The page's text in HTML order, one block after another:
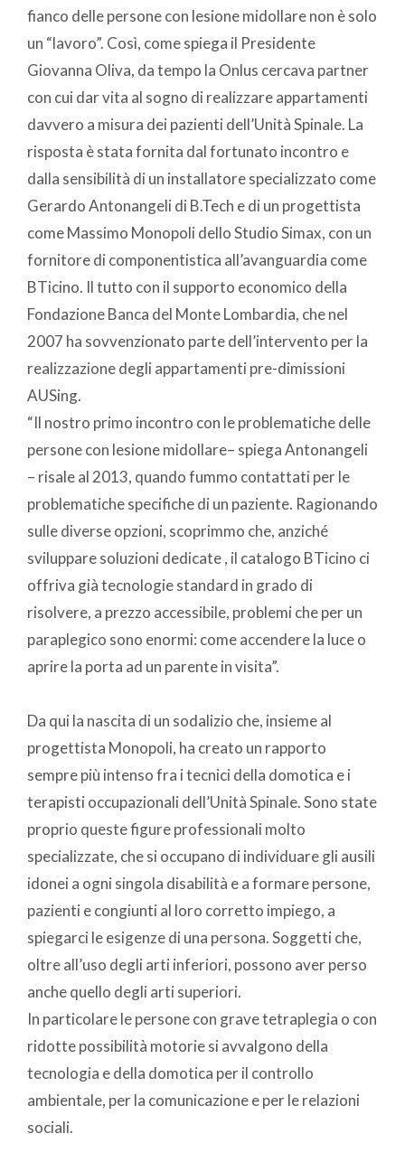
fianco delle persone con lesione midollare non è solo
un “lavoro”. Così, come spiega il Presidente
Giovanna Oliva, da tempo la Onlus cercava partner
con cui dar vita al sogno di realizzare appartamenti
davvero a misura dei pazienti dell’Unità Spinale. La
risposta è stata fornita dal fortunato incontro e
dalla sensibilità di un installatore specializzato come
Gerardo Antonangeli di B.Tech e di un progettista
come Massimo Monopoli dello Studio Simax, con un
fornitore di componentistica all’avanguardia come
BTicino. Il tutto con il supporto economico della
Fondazione Banca del Monte Lombardia, che nel
2007 ha sovvenzionato parte dell’intervento per la
realizzazione degli appartamenti pre-dimissioni
AUSing.
“Il nostro primo incontro con le problematiche delle
persone con lesione midollare– spiega Antonangeli
– risale al 2013, quando fummo contattati per le
problematiche specifiche di un paziente. Ragionando
sulle diverse opzioni, scoprimmo che, anziché
sviluppare soluzioni dedicate , il catalogo BTicino ci
offriva già tecnologie standard in grado di
risolvere, a prezzo accessibile, problemi che per un
paraplegico sono enormi: come accendere la luce o
aprire la porta ad un parente in visita”.
Da qui la nascita di un sodalizio che, insieme al
progettista Monopoli, ha creato un rapporto
sempre più intenso fra i tecnici della domotica e i
terapisti occupazionali dell’Unità Spinale. Sono state
proprio queste figure professionali molto
specializzate, che si occupano di individuare gli ausili
idonei a ogni singola disabilità e a formare persone,
pazienti e congiunti al loro corretto impiego, a
spiegarci le esigenze di una persona. Soggetti che,
oltre all’uso degli arti inferiori, possono aver perso
anche quello degli arti superiori.
In particolare le persone con grave tetraplegia o con
ridotte possibilità motorie si avvalgono della
tecnologia e della domotica per il controllo
ambientale, per la comunicazione e per le relazioni
sociali.